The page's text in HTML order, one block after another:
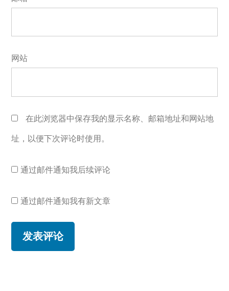
网站
在此浏览器中保存我的显示名称、邮箱地址和网站地
址，以便下次评论时使用。
通过邮件通知我后续评论
通过邮件通知我有新文章